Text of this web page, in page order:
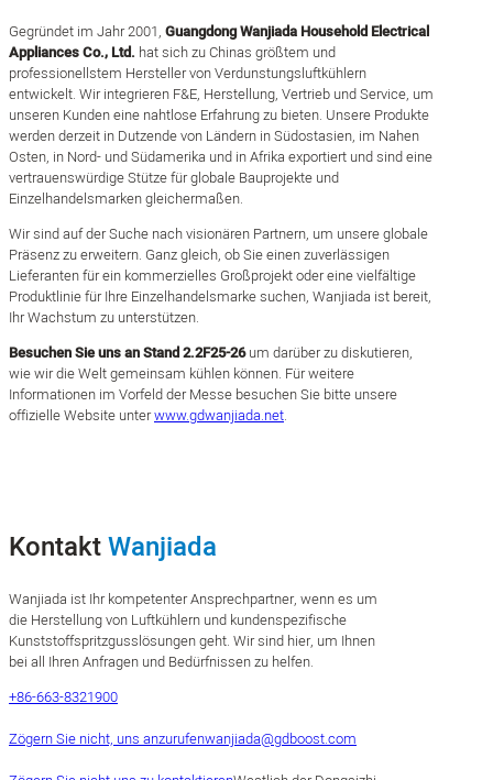
Gegründet im Jahr 2001, Guangdong Wanjiada Household Electrical
Appliances Co., Ltd. hat sich zu Chinas größtem und
professionellstem Hersteller von Verdunstungsluftkühlern
entwickelt. Wir integrieren F&E, Herstellung, Vertrieb und Service, um
unseren Kunden eine nahtlose Erfahrung zu bieten. Unsere Produkte
werden derzeit in Dutzende von Ländern in Südostasien, im Nahen
Osten, in Nord- und Südamerika und in Afrika exportiert und sind eine
vertrauenswürdige Stütze für globale Bauprojekte und
Einzelhandelsmarken gleichermaßen.
Wir sind auf der Suche nach visionären Partnern, um unsere globale
Präsenz zu erweitern. Ganz gleich, ob Sie einen zuverlässigen
Lieferanten für ein kommerzielles Großprojekt oder eine vielfältige
Produktlinie für Ihre Einzelhandelsmarke suchen, Wanjiada ist bereit,
Ihr Wachstum zu unterstützen.
Besuchen Sie uns an Stand 2.2F25-26um darüber zu diskutieren,
wie wir die Welt gemeinsam kühlen können. Für weitere
Informationen im Vorfeld der Messe besuchen Sie bitte unsere
offizielle Website unterwww.gdwanjiada.net.
KontaktWanjiada
Wanjiada ist Ihr kompetenter Ansprechpartner, wenn es um
die Herstellung von Luftkühlern und kundenspezifische
Kunststoffspritzgusslösungen geht. Wir sind hier, um Ihnen
bei all Ihren Anfragen und Bedürfnissen zu helfen.
+86-663-8321900
Zögern Sie nicht, uns anzurufenwanjiada@gdboost.com